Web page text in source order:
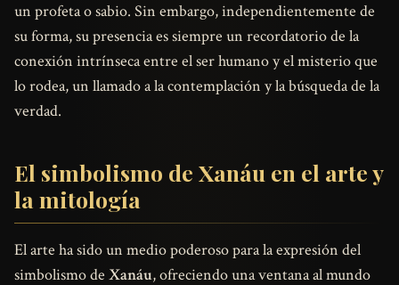
un profeta o sabio. Sin embargo, independientemente de
su forma, su presencia es siempre un recordatorio de la
conexión intrínseca entre el ser humano y el misterio que
lo rodea, un llamado a la contemplación y la búsqueda de la
verdad.
El simbolismo de Xanáu en el arte y
la mitología
El arte ha sido un medio poderoso para la expresión del
simbolismo de Xanáu, ofreciendo una ventana al mundo